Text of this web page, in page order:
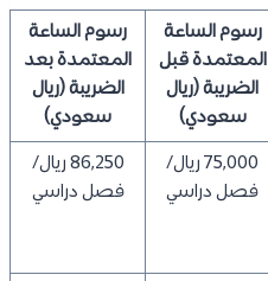
رسوم الساعة
المعتمدة قبل
الضريبة (ريال
سعودي)
رسوم الساعة
المعتمدة بعد
الضريبة (ريال
سعودي)
75,000 ريال/
فصل دراسي
86,250 ريال/
فصل دراسي